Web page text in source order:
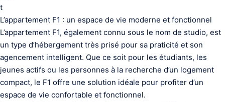
t
L’appartement F1 : un espace de vie moderne et fonctionnel
L’appartement F1, également connu sous le nom de studio, est
un type d’hébergement très prisé pour sa praticité et son
agencement intelligent. Que ce soit pour les étudiants, les
jeunes actifs ou les personnes à la recherche d’un logement
compact, le F1 offre une solution idéale pour profiter d’un
espace de vie confortable et fonctionnel.